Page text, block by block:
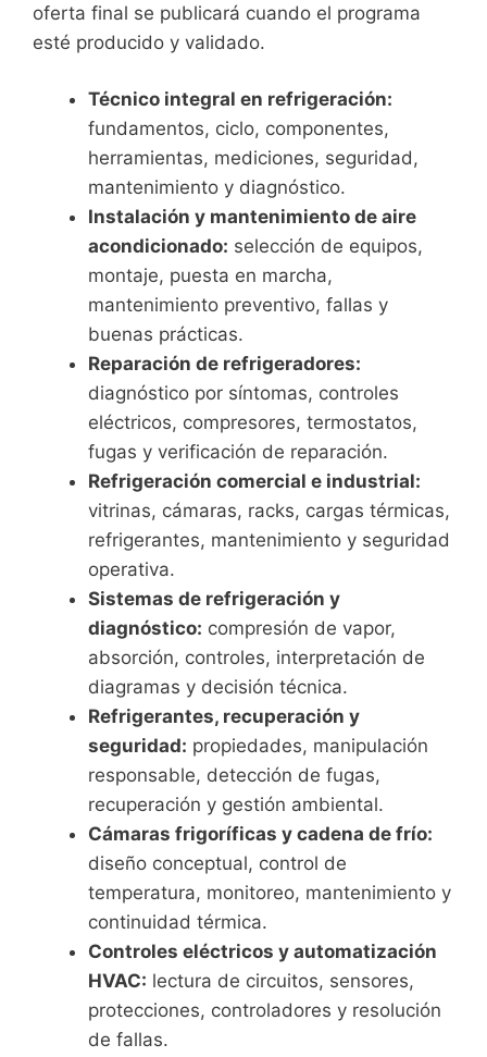
oferta final se publicará cuando el programa
esté producido y validado.
Técnico integral en refrigeración:
fundamentos, ciclo, componentes,
herramientas, mediciones, seguridad,
mantenimiento y diagnóstico.
Instalación y mantenimiento de aire
acondicionado: selección de equipos,
montaje, puesta en marcha,
mantenimiento preventivo, fallas y
buenas prácticas.
Reparación de refrigeradores:
diagnóstico por síntomas, controles
eléctricos, compresores, termostatos,
fugas y verificación de reparación.
Refrigeración comercial e industrial:
vitrinas, cámaras, racks, cargas térmicas,
refrigerantes, mantenimiento y seguridad
operativa.
Sistemas de refrigeración y
diagnóstico: compresión de vapor,
absorción, controles, interpretación de
diagramas y decisión técnica.
Refrigerantes, recuperación y
seguridad: propiedades, manipulación
responsable, detección de fugas,
recuperación y gestión ambiental.
Cámaras frigoríficas y cadena de frío:
diseño conceptual, control de
temperatura, monitoreo, mantenimiento y
continuidad térmica.
Controles eléctricos y automatización
HVAC: lectura de circuitos, sensores,
protecciones, controladores y resolución
de fallas.